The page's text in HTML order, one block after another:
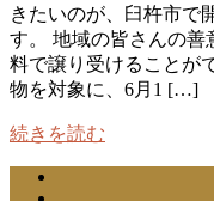
きたいのが、臼杵市で
す。 地域の皆さんの善
料で譲り受けることが
物を対象に、6月1 […]
続きを読む